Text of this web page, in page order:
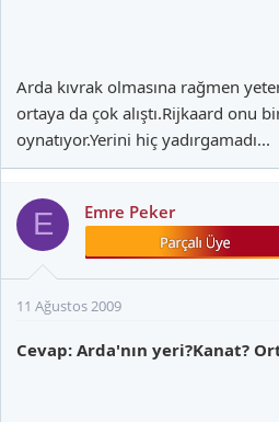
Arda kıvrak olmasına rağmen
ortaya da çok alıştı.Rijkaard onu
oynatıyor.Yerini hiç yadırgamadı...
E Emre Peker
11 Ağustos 2009
Cevap: Arda'nın yeri?Kanat?